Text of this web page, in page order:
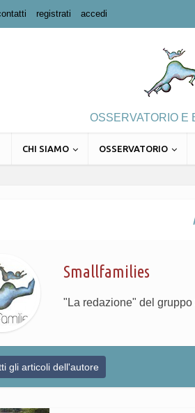
registrati accedi
OSSERVATORIO E
CHI SIAMO OSSERVATORIO
Smallfamilies
"La redazione" del
gli articoli dell'autore